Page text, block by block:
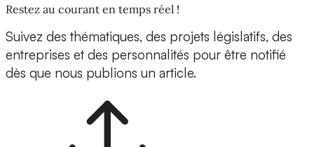
Restez au courant en temps réel !
Suivez des thématiques, des projets législatifs, des
entreprises et des personnalités pour être notifié
dès que nous publions un article.